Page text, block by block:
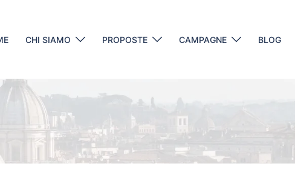
CHI SIAMO PROPOSTE CAMPAGNE BLOG